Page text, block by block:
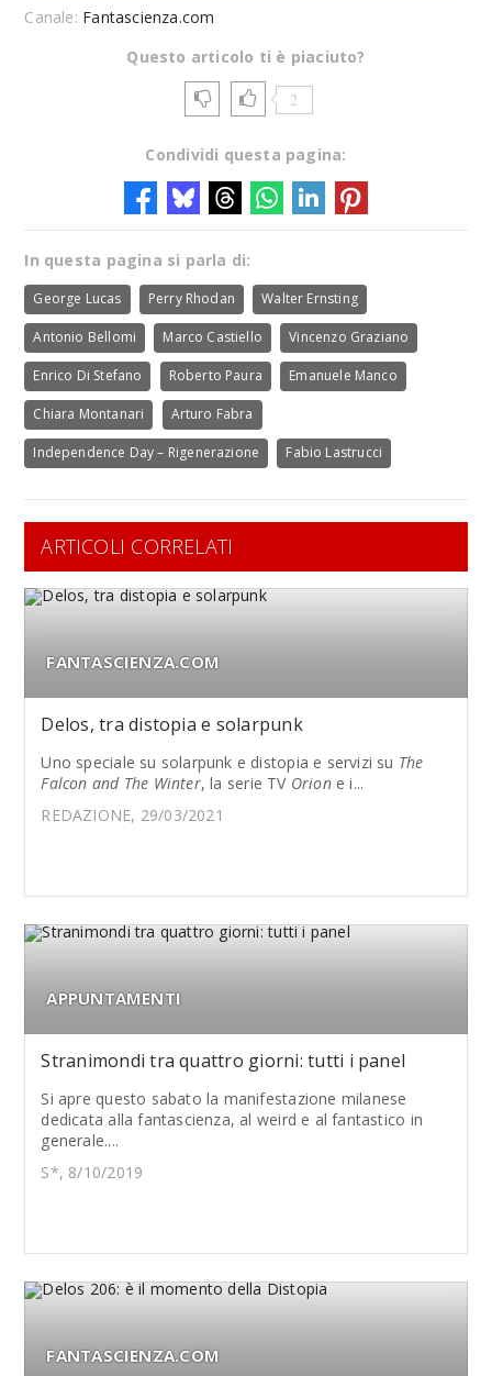
Canale: Fantascienza.com
Questo articolo ti è piaciuto?
2
Condividi questa pagina:
In questa pagina si parla di:
George Lucas Perry Rhodan Walter Ernsting
Antonio Bellomi Marco Castiello Vincenzo Graziano
Enrico Di Stefano Roberto Paura Emanuele Manco
Chiara Montanari Arturo Fabra
Independence Day – Rigenerazione Fabio Lastrucci
ARTICOLI CORRELATI
FANTASCIENZA.COM
Delos, tra distopia e solarpunk
Uno speciale su solarpunk e distopia e servizi su The
Falcon and The Winter, la serie TV Orione i...
REDAZIONE, 29/03/2021
APPUNTAMENTI
Stranimondi tra quattro giorni: tutti i panel
Si apre questo sabato la manifestazione milanese
dedicata alla fantascienza, al weird e al fantastico in
generale....
S*, 8/10/2019
FANTASCIENZA.COM